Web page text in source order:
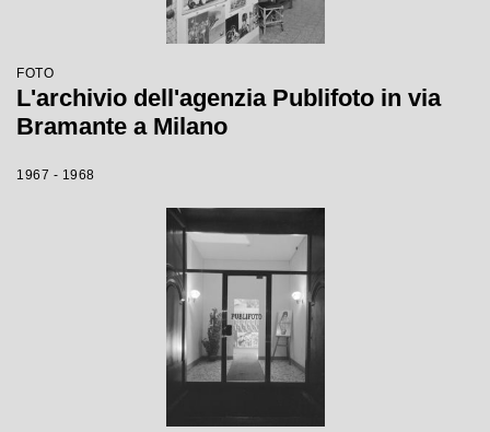
FOTO
L'archivio dell'agenzia Publifoto in via
Bramante a Milano
1967 - 1968